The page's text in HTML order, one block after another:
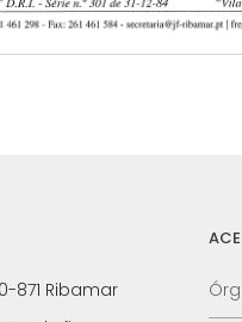
871 Ribamar